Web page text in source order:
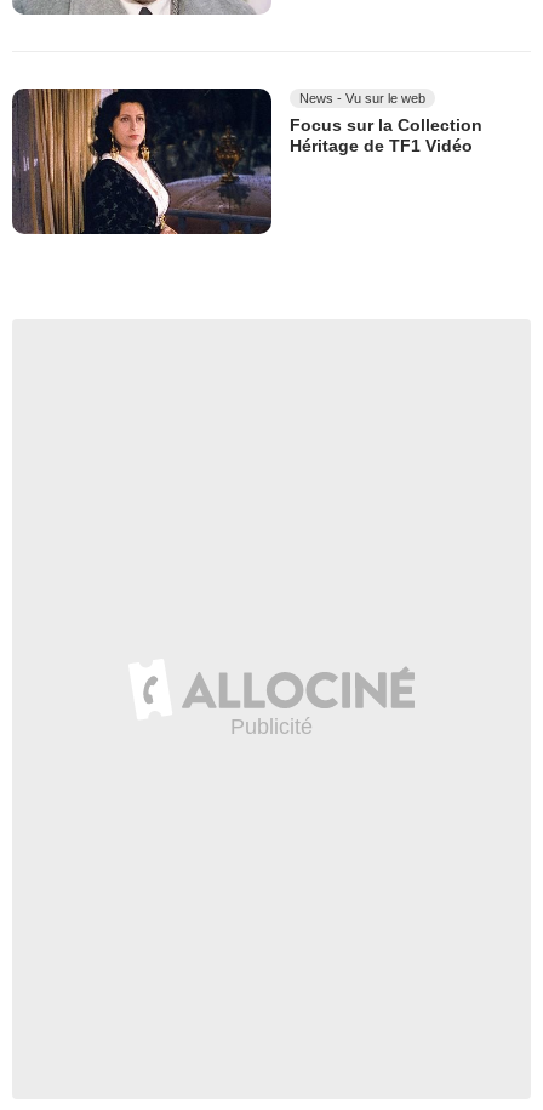
News - Vu sur le web
Focus sur la Collection
Héritage de TF1 Vidéo